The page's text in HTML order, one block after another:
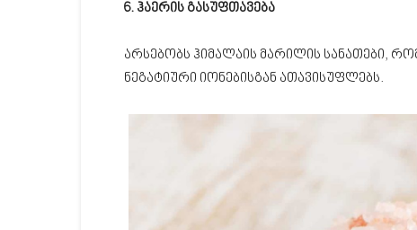
6. ჰაერის გასუფთავება
არსებობს ჰიმალაის მარილის სანათები,
ნეგატიური იონებისგან ათავისუფლებს.